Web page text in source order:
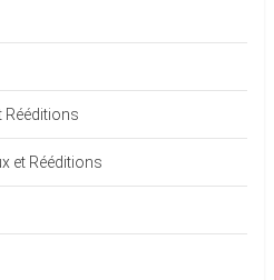
Rééditions
et Rééditions